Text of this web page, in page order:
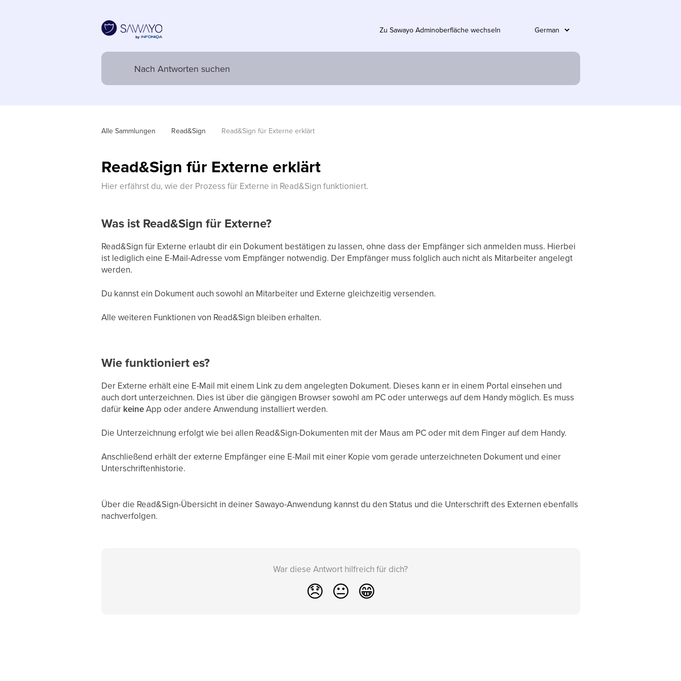
Zu Sawayo Adminoberfläche wechseln
Alle Sammlungen Read&Sign Read&Sign für Externe erklärt
Read&Sign für Externe erklärt
Hier erfährst du, wie der Prozess für Externe in Read&Sign funktioniert.
Was ist Read&Sign für Externe?
Read&Sign für Externe erlaubt dir ein Dokument bestätigen zu lassen, ohne dass der Empfänger sich anmelden muss. Hierbei
ist lediglich eine E-Mail-Adresse vom Empfänger notwendig. Der Empfänger muss folglich auch nicht als Mitarbeiter angelegt
werden.
Du kannst ein Dokument auch sowohl an Mitarbeiter und Externe gleichzeitig versenden.
Alle weiteren Funktionen von Read&Sign bleiben erhalten.
Wie funktioniert es?
Der Externe erhält eine E-Mail mit einem Link zu dem angelegten Dokument. Dieses kann er in einem Portal einsehen und
auch dort unterzeichnen. Dies ist über die gängigen Browser sowohl am PC oder unterwegs auf dem Handy möglich. Es muss
dafür keineApp oder andere Anwendung installiert werden.
Die Unterzeichnung erfolgt wie bei allen Read&Sign-Dokumenten mit der Maus am PC oder mit dem Finger auf dem Handy.
Anschließend erhält der externe Empfänger eine E-Mail mit einer Kopie vom gerade unterzeichneten Dokument und einer
Unterschriftenhistorie.
Über die Read&Sign-Übersicht in deiner Sawayo-Anwendung kannst du den Status und die Unterschrift des Externen ebenfalls
nachverfolgen.
War diese Antwort hilfreich für dich?
😞 😐 😁